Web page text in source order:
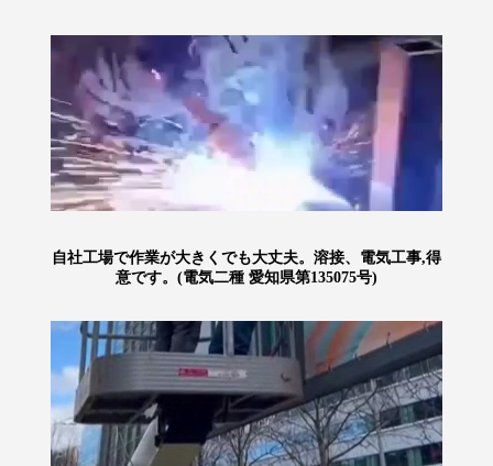
自社工場で作業が大きくでも大丈夫。溶接、電気工事,得
意です。(電気二種 愛知県第135075号)